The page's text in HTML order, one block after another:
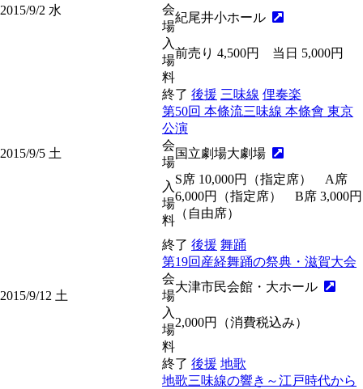
2015/9/2 水
会
場
紀尾井小ホール
入
場
料
前売り 4,500円 当日 5,000円
2015/9/5 土
終了 後援 三味線 俚奏楽
第50回 本條流三味線 本條會 東京
公演
会
場
国立劇場大劇場
入
場
料
S席 10,000円（指定席） A席
6,000円（指定席） B席 3,000円
（自由席）
2015/9/12 土
終了 後援 舞踊
第19回産経舞踊の祭典・滋賀大会
会
場
大津市民会館・大ホール
入
場
料
2,000円（消費税込み）
終了 後援 地歌
地歌三味線の響き～江戸時代から